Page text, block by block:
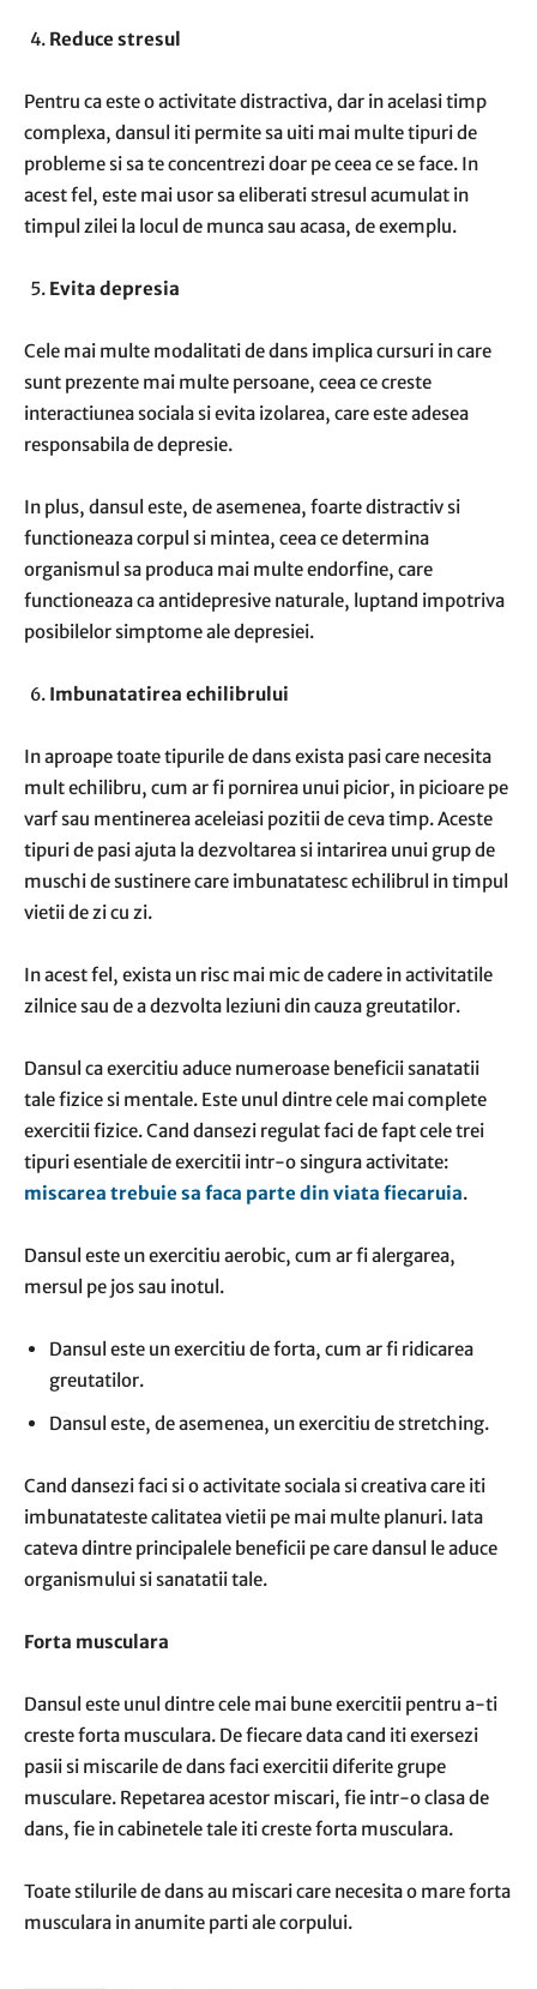
Reduce stresul
Pentru ca este o activitate distractiva, dar in acelasi timp
complexa, dansul iti permite sa uiti mai multe tipuri de
probleme si sa te concentrezi doar pe ceea ce se face. In
acest fel, este mai usor sa eliberati stresul acumulat in
timpul zilei la locul de munca sau acasa, de exemplu.
Evita depresia
Cele mai multe modalitati de dans implica cursuri in care
sunt prezente mai multe persoane, ceea ce creste
interactiunea sociala si evita izolarea, care este adesea
responsabila de depresie.
In plus, dansul este, de asemenea, foarte distractiv si
functioneaza corpul si mintea, ceea ce determina
organismul sa produca mai multe endorfine, care
functioneaza ca antidepresive naturale, luptand impotriva
posibilelor simptome ale depresiei.
Imbunatatirea echilibrului
In aproape toate tipurile de dans exista pasi care necesita
mult echilibru, cum ar fi pornirea unui picior, in picioare pe
varf sau mentinerea aceleiasi pozitii de ceva timp. Aceste
tipuri de pasi ajuta la dezvoltarea si intarirea unui grup de
muschi de sustinere care imbunatatesc echilibrul in timpul
vietii de zi cu zi.
In acest fel, exista un risc mai mic de cadere in activitatile
zilnice sau de a dezvolta leziuni din cauza greutatilor.
Dansul ca exercitiu aduce numeroase beneficii sanatatii
tale fizice si mentale. Este unul dintre cele mai complete
exercitii fizice. Cand dansezi regulat faci de fapt cele trei
tipuri esentiale de exercitii intr-o singura activitate:
miscarea trebuie sa faca parte din viata fiecaruia.
Dansul este un exercitiu aerobic, cum ar fi alergarea,
mersul pe jos sau inotul.
Dansul este un exercitiu de forta, cum ar fi ridicarea
greutatilor.
Dansul este, de asemenea, un exercitiu de stretching.
Cand dansezi faci si o activitate sociala si creativa care iti
imbunatateste calitatea vietii pe mai multe planuri. Iata
cateva dintre principalele beneficii pe care dansul le aduce
organismului si sanatatii tale.
Forta musculara
Dansul este unul dintre cele mai bune exercitii pentru a-ti
creste forta musculara. De fiecare data cand iti exersezi
pasii si miscarile de dans faci exercitii diferite grupe
musculare. Repetarea acestor miscari, fie intr-o clasa de
dans, fie in cabinetele tale iti creste forta musculara.
Toate stilurile de dans au miscari care necesita o mare forta
musculara in anumite parti ale corpului.